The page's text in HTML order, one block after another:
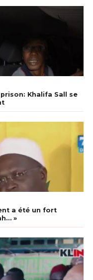
Khalifa Sall se
a été un fort
»